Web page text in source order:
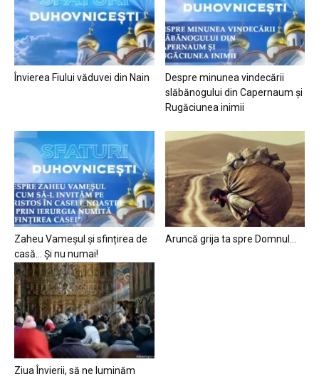
Învierea Fiului văduvei din Nain
Despre minunea vindecării
slăbănogului din Capernaum și
Rugăciunea inimii
Zaheu Vameșul și sfințirea de
casă… Și nu numai!
Aruncă grija ta spre Domnul…
Ziua Învierii, să ne luminăm